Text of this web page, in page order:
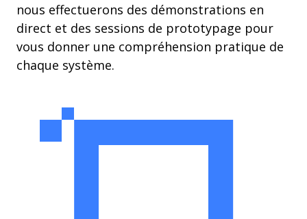
nous effectuerons des démonstrations en
direct et des sessions de prototypage pour
vous donner une compréhension pratique de
chaque système.